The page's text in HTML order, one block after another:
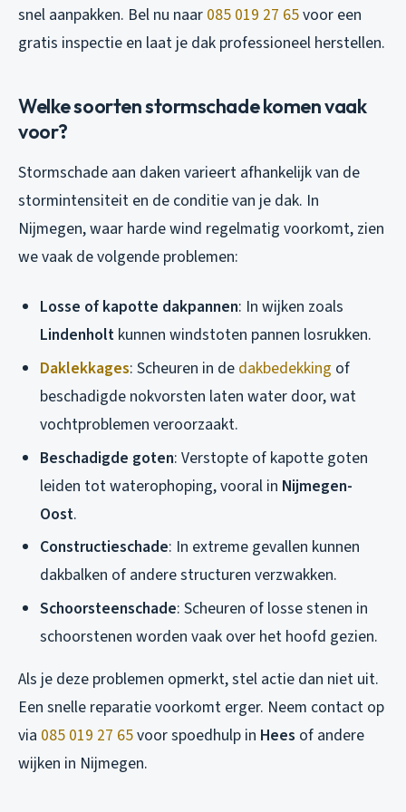
snel aanpakken. Bel nu naar 085 019 27 65voor een
gratis inspectie en laat je dak professioneel herstellen.
Welke soorten stormschade komen vaak
voor?
Stormschade aan daken varieert afhankelijk van de
stormintensiteit en de conditie van je dak. In
Nijmegen, waar harde wind regelmatig voorkomt, zien
we vaak de volgende problemen:
Losse of kapotte dakpannen: In wijken zoals
Lindenholt kunnen windstoten pannen losrukken.
Daklekkages: Scheuren in de dakbedekking of
beschadigde nokvorsten laten water door, wat
vochtproblemen veroorzaakt.
Beschadigde goten: Verstopte of kapotte goten
leiden tot waterophoping, vooral in Nijmegen-
Oost.
Constructieschade: In extreme gevallen kunnen
dakbalken of andere structuren verzwakken.
Schoorsteenschade: Scheuren of losse stenen in
schoorstenen worden vaak over het hoofd gezien.
Als je deze problemen opmerkt, stel actie dan niet uit.
Een snelle reparatie voorkomt erger. Neem contact op
via 085 019 27 65voor spoedhulp in Hees of andere
wijken in Nijmegen.